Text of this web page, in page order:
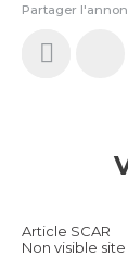
Partager
Article SCAR
Non visible